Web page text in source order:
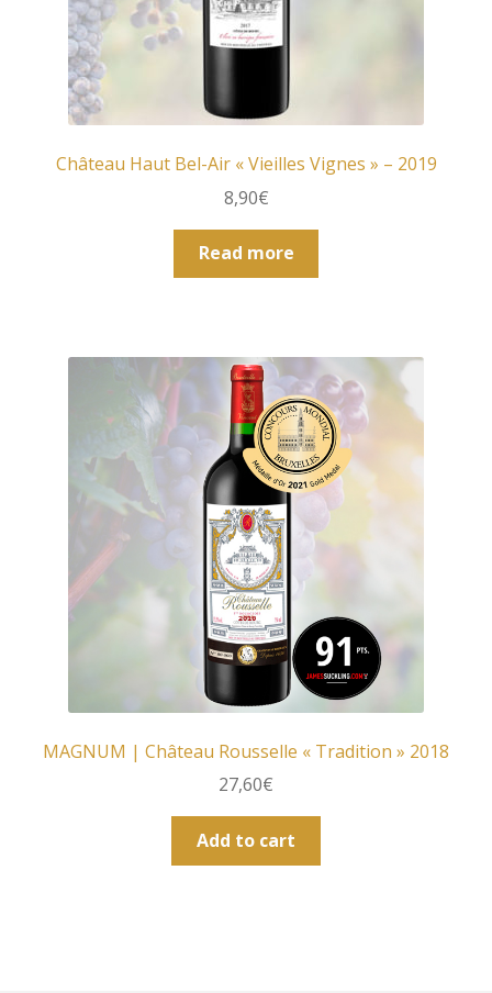
Château Haut Bel-Air « Vieilles Vignes » – 2019
8,90€
Read more
MAGNUM | Château Rousselle « Tradition » 2018
27,60€
Add to cart